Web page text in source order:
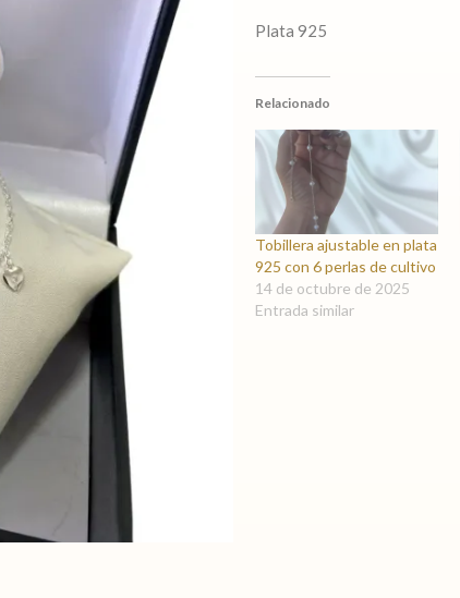
Plata 925
Relacionado
Tobillera ajustable en plata
925 con 6 perlas de cultivo
14 de octubre de 2025
Entrada similar